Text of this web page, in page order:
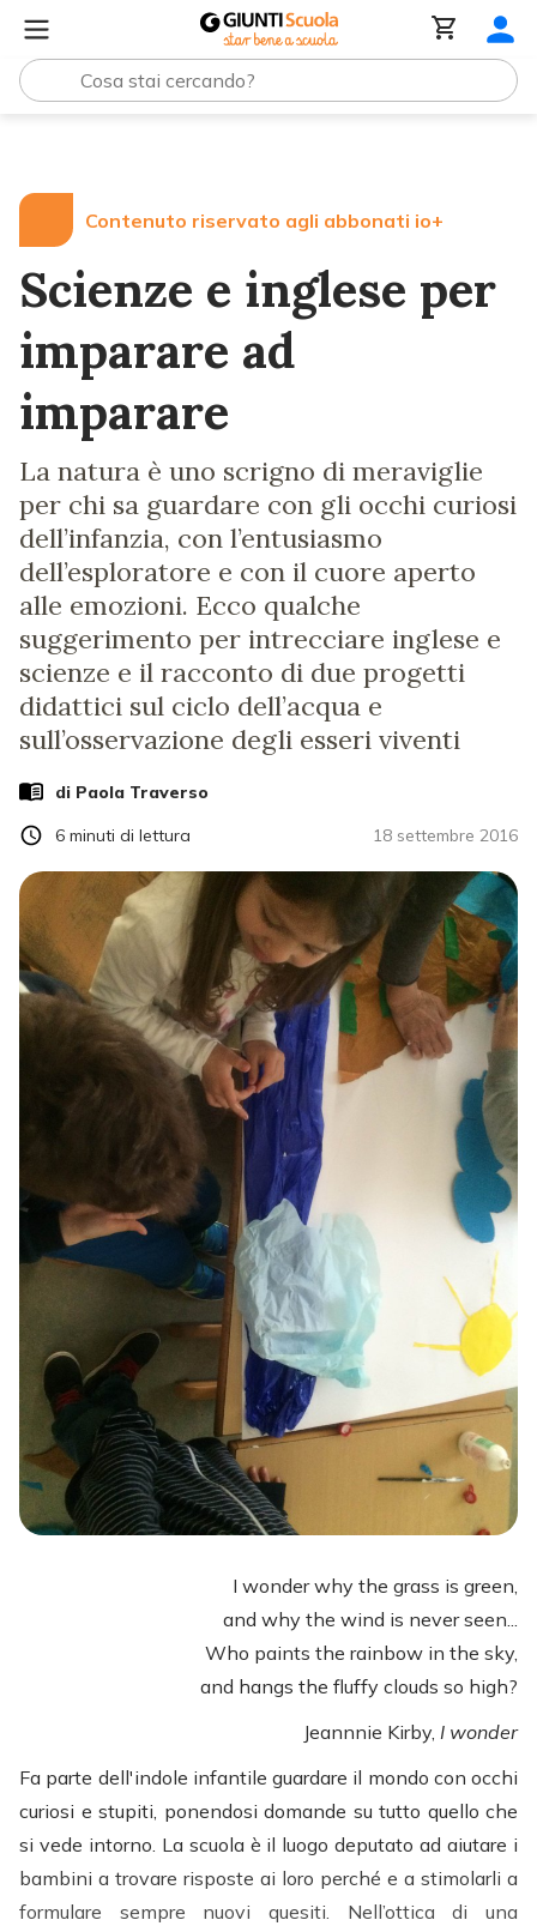
Contenuto riservato agli abbonati io+
Scienze e inglese per
imparare ad
imparare
La natura è uno scrigno di meraviglie
per chi sa guardare con gli occhi curiosi
dell’infanzia, con l’entusiasmo
dell’esploratore e con il cuore aperto
alle emozioni. Ecco qualche
suggerimento per intrecciare inglese e
scienze e il racconto di due progetti
didattici sul ciclo dell’acqua e
sull’osservazione degli esseri viventi
di Paola Traverso
18 settembre 2016
6 minuti di lettura
I wonder why the grass is green,
and why the wind is never seen...
Who paints the rainbow in the sky,
and hangs the fluffy clouds so high?
Jeannnie Kirby, I wonder
Fa parte dell'indole infantile guardare il mondo con occhi
curiosi e stupiti, ponendosi domande su tutto quello che
si vede intorno. La scuola è il luogo deputato ad aiutare i
bambini a trovare risposte ai loro perché e a stimolarli a
formulare sempre nuovi quesiti. Nell’ottica di una